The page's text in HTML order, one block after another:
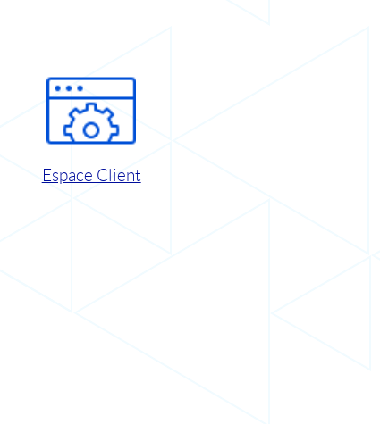
Espace Client